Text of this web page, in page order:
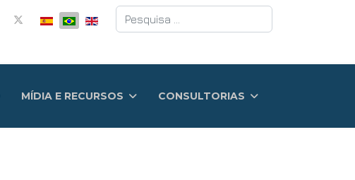
Pesquisar
MÍDIA E RECURSOS CONSULTORIAS